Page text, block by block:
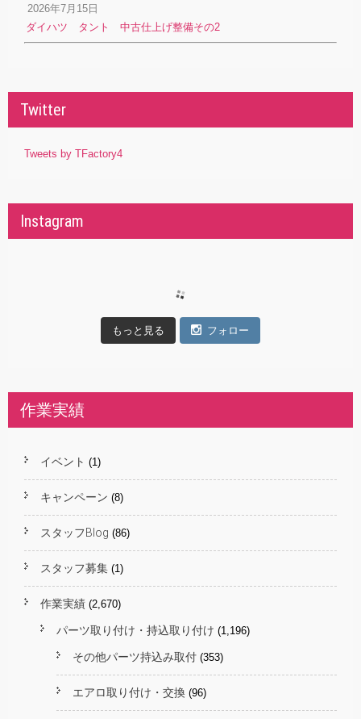
2026年7月15日
ダイハツ タント 中古仕上げ整備その2
Twitter
Tweets by TFactory4
Instagram
もっと見る フォロー
作業実績
イベント (1)
キャンペーン (8)
スタッフBlog (86)
スタッフ募集 (1)
作業実績 (2,670)
パーツ取り付け・持込取り付け (1,196)
その他パーツ持込み取付 (353)
エアロ取り付け・交換 (96)